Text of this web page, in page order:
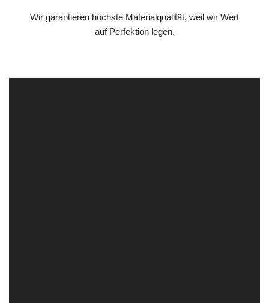
Wir garantieren höchste Materialqualität, weil wir Wert
auf Perfektion legen.